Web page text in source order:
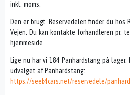
inkl. moms.
Den er brugt. Reservedelen finder du hos
Vejen. Du kan kontakte forhandleren pr.
hjemmeside.
Lige nu har vi 184 Panhardstang på
udvalget af Panhardstang:
https://seek4cars.net/reservedele/